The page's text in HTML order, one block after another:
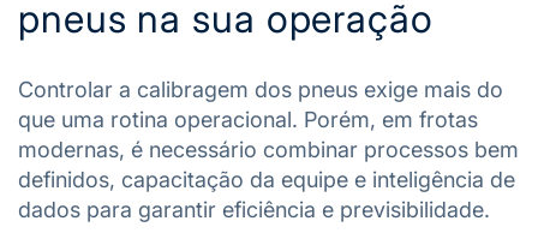
pneus na sua operação
Controlar a calibragem dos pneus exige mais do
que uma rotina operacional. Porém, em frotas
modernas, é necessário combinar processos bem
definidos, capacitação da equipe e inteligência de
dados para garantir eficiência e previsibilidade.